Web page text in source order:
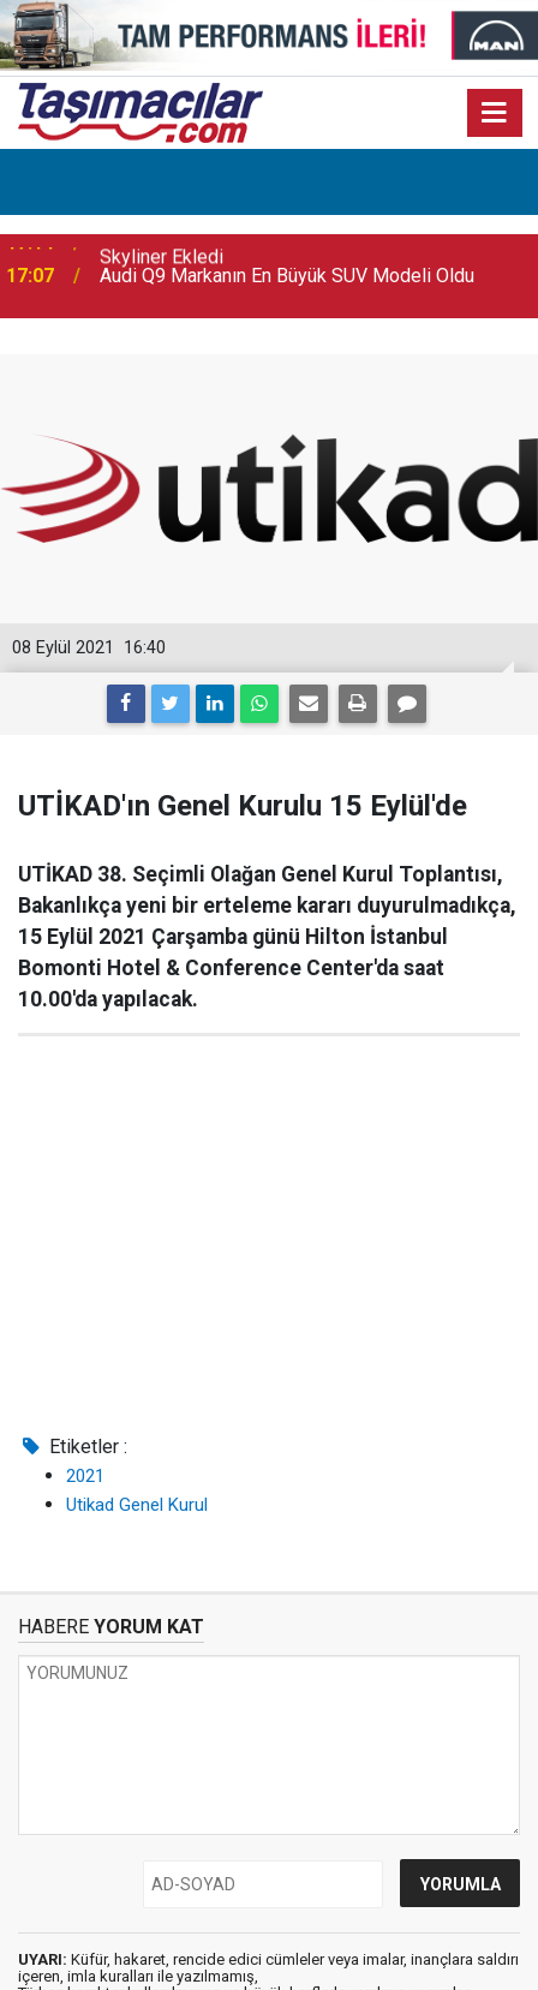
17:07 Audi Q9 Markanın En Büyük SUV Modeli Oldu
16:40
08 Eylül 2021
UTİKAD'ın Genel Kurulu 15 Eylül'de
UTİKAD 38. Seçimli Olağan Genel Kurul Toplantısı,
Bakanlıkça yeni bir erteleme kararı duyurulmadıkça,
15 Eylül 2021 Çarşamba günü Hilton İstanbul
Bomonti Hotel & Conference Center'da saat
10.00'da yapılacak.
Etiketler :
2021
Utikad Genel Kurul
HABERE YORUM KAT
UYARI: Küfür, hakaret, rencide edici cümleler veya imalar, inançlara saldırı
içeren, imla kuralları ile yazılmamış,